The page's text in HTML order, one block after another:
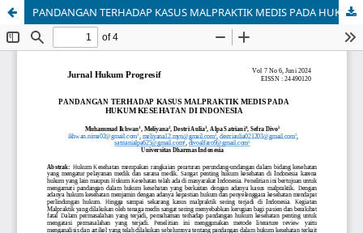
PANDANGAN TERHADAP KASUS MALPRAKTIK MEDIS PADA HUKUM KESEHATAN DI INDONESIA